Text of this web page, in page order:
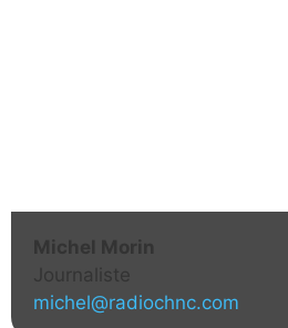
Michel Morin
Journaliste
michel@radiochnc.com